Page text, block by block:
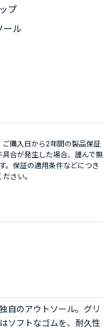
購入日から2年間の製品保証
合が発生した場合、謹んで無
。保証の適用条件などにつき
さい。
プ
ール
自のアウトソール。グリ
ソフトなゴムを、耐久性